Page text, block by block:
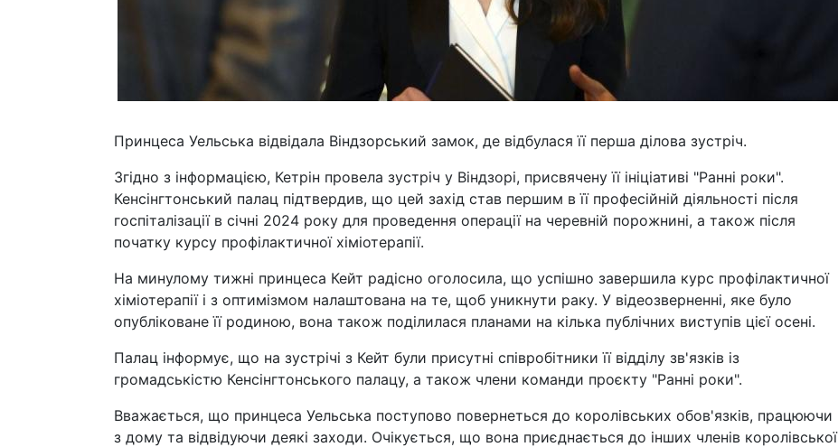
Принцеса Уельська відвідала Віндзорський замок, де відбулася її перша ділова зустріч.
Згідно з інформацією, Кетрін провела зустріч у Віндзорі, присвячену її ініціативі "Ранні роки".
Кенсінгтонський палац підтвердив, що цей захід став першим в її професійній діяльності після
госпіталізації в січні 2024 року для проведення операції на черевній порожнині, а також після
початку курсу профілактичної хіміотерапії.
На минулому тижні принцеса Кейт радісно оголосила, що успішно завершила курс профілактичної
хіміотерапії і з оптимізмом налаштована на те, щоб уникнути раку. У відеозверненні, яке було
опубліковане її родиною, вона також поділилася планами на кілька публічних виступів цієї осені.
Палац інформує, що на зустрічі з Кейт були присутні співробітники її відділу зв'язків із
громадськістю Кенсінгтонського палацу, а також члени команди проєкту "Ранні роки".
Вважається, що принцеса Уельська поступово повернеться до королівських обов'язків, працюючи
з дому та відвідуючи деякі заходи. Очікується, що вона приєднається до інших членів королівської